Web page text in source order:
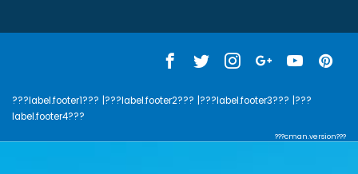
???label.footer1??? |???label.footer2??? |???label.footer3??? |???
label.footer4???
???cman.version???